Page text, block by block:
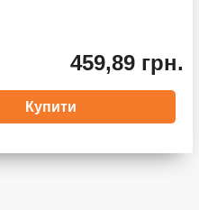
459,89 грн.